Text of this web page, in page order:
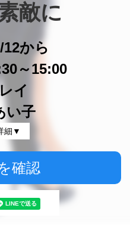
敵に
12から
～15:00
イ
い子
細▼
確認